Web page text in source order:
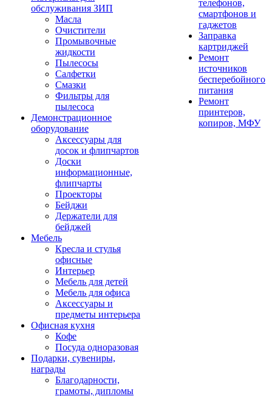
обслуживания ЗИП
Масла
Очистители
Промывочные
жидкости
Пылесосы
Салфетки
Смазки
Фильтры для
пылесоса
Демонстрационное
оборудование
Аксессуары для
досок и флипчартов
Доски
информационные,
флипчарты
Проекторы
Бейджи
Держатели для
бейджей
Мебель
Кресла и стулья
офисные
Интерьер
Мебель для детей
Мебель для офиса
Аксессуары и
предметы интерьера
Офисная кухня
Кофе
Посуда одноразовая
Подарки, сувениры,
награды
Благодарности,
грамоты, дипломы
телефонов,
смартфонов и
гаджетов
Заправка
картриджей
Ремонт
источников
бесперебойного
питания
Ремонт
принтеров,
копиров, МФУ